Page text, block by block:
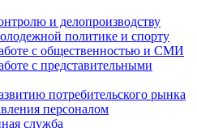
и делопроизводству
политике и спорту
с общественностью и СМИ
с представительными
потребительского рынка
персоналом
служба